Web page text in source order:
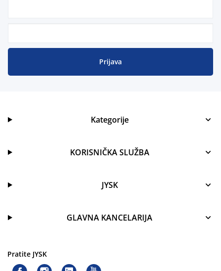
Prijava
Kategorije
KORISNIČKA SLUŽBA
JYSK
GLAVNA KANCELARIJA
Pratite JYSK